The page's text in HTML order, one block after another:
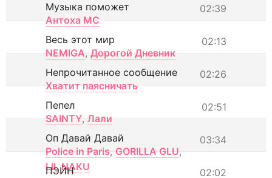
02:39
Музыка поможет
Антоха МС
02:13
Весь этот мир
NEMIGA, Дорогой Дневник
02:26
Непрочитанное сообщение
Хватит паясничать
02:51
Пепел
SAINTY, Лали
03:34
Оп Давай Давай
Police in Paris, GORILLA GLU,
LIL NAKU
02:02
ПЭЙН